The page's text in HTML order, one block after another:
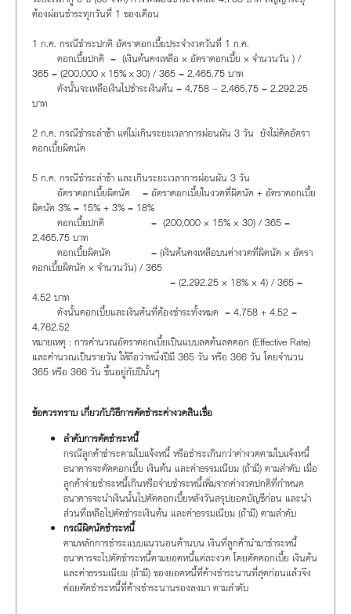
ต้องผ่อนชำระทุกวันที่ 1 ของเดือน
1 ก.ค. กรณีชำระปกติ อัตราดอกเบี้ยประจำงวดวันที่ 1 ก.ค.
ดอกเบี้ยปกติ = (เงินต้นคงเหลือ × อัตราดอกเบี้ย × จำนวนวัน ) /
365 = (200,000 x 15% x 30) / 365 = 2,465.75 บาท
ดังนั้นจะเหลือเงินไปชำระเงินต้น = 4,758 – 2,465.75 = 2,292.25
บาท
2 ก.ค. กรณีชำระล่าช้า แต่ไม่เกินระยะเวลาการผ่อนผัน 3 วัน ยังไม่คิดอัตรา
ดอกเบี้ยผิดนัด
5 ก.ค. กรณีชำระล่าช้า และเกินระยะเวลาการผ่อนผัน 3 วัน
อัตราดอกเบี้ยผิดนัด = อัตราดอกเบี้ยในงวดที่ผิดนัด + อัตราดอกเบี้ย
ผิดนัด 3% = 15% + 3% = 18%
ดอกเบี้ยปกติ = (200,000 × 15% × 30) / 365 =
2,465.75 บาท
ดอกเบี้ยผิดนัด = (เงินต้นคงเหลือบนค่างวดที่ผิดนัด × อัตรา
ดอกเบี้ยผิดนัด × จำนวนวัน) / 365
= (2,292.25 × 18% × 4) / 365 =
4.52 บาท
ดังนั้นดอกเบี้ยและเงินต้นที่ต้องชำระทั้งหมด = 4,758 + 4.52 =
4,762.52
หมายเหตุ : การคำนวณอัตราดอกเบี้ยเป็นแบบลดต้นลดดอก (Effective Rate)
และคำนวณเป็นรายวัน ให้ถือว่าหนึ่งปีมี 365 วัน หรือ 366 วัน โดยจำนวน
365 หรือ 366 วัน ขึ้นอยู่กับปีนั้นๆ
ข้อควรทราบ เกี่ยวกับวิธีการตัดชำระค่างวดสินเชื่อ
ลำดับการตัดชำระหนี้
กรณีลูกค้าชำระตามใบแจ้งหนี้ หรือชำระเกินกว่าค่างวดตามใบแจ้งหนี้
ธนาคารจะตัดดอกเบี้ย เงินต้น และค่าธรรมเนียม (ถ้ามี) ตามลำดับ เมื่อ
ลูกค้าจ่ายชำระหนี้เกินหรือจ่ายชำระหนี้เพิ่มจากค่างวดปกติที่กำหนด
ธนาคารจะนำเงินนั้นไปตัดดอกเบี้ยหลังวันสรุปยอดบัญชีก่อน และนำ
ส่วนที่เหลือไปตัดชำระเงินต้น และค่าธรรมเนียม (ถ้ามี) ตามลำดับ
กรณีผิดนัดชำระหนี้
ตามหลักการชำระแบบแนวนอนด้านบน เงินที่ลูกค้านำมาชำระหนี้
ธนาคารจะไปตัดชำระหนี้ตามยอดหนี้แต่ละงวด โดยตัดดอกเบี้ย เงินต้น
และค่าธรรมเนียม (ถ้ามี) ของยอดหนี้ที่ค้างชำระนานที่สุดก่อนแล้วจึง
ค่อยตัดชำระหนี้ที่ค้างชำระนานรองลงมา ตามลำดับ